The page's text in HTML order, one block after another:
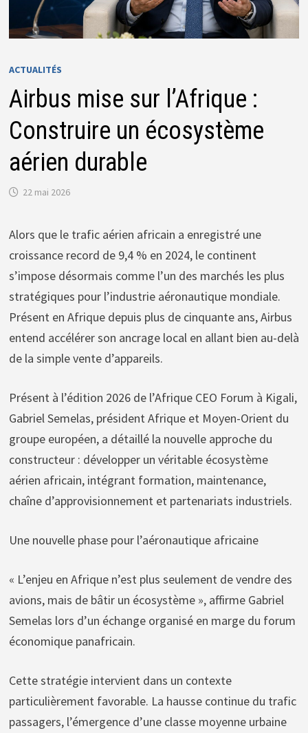
ACTUALITÉS
Airbus mise sur l’Afrique :
Construire un écosystème
aérien durable
22 mai 2026
Alors que le trafic aérien africain a enregistré une
croissance record de 9,4 % en 2024, le continent
s’impose désormais comme l’un des marchés les plus
stratégiques pour l’industrie aéronautique mondiale.
Présent en Afrique depuis plus de cinquante ans, Airbus
entend accélérer son ancrage local en allant bien au-delà
de la simple vente d’appareils.
Présent à l’édition 2026 de l’Afrique CEO Forum à Kigali,
Gabriel Semelas, président Afrique et Moyen-Orient du
groupe européen, a détaillé la nouvelle approche du
constructeur : développer un véritable écosystème
aérien africain, intégrant formation, maintenance,
chaîne d’approvisionnement et partenariats industriels.
Une nouvelle phase pour l’aéronautique africaine
« L’enjeu en Afrique n’est plus seulement de vendre des
avions, mais de bâtir un écosystème », affirme Gabriel
Semelas lors d’un échange organisé en marge du forum
économique panafricain.
Cette stratégie intervient dans un contexte
particulièrement favorable. La hausse continue du trafic
passagers, l’émergence d’une classe moyenne urbaine